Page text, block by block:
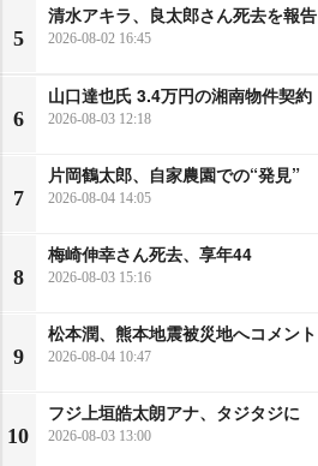
5
清水アキラ、良太郎さん死去を報告
2026-08-02 16:45
6
山口達也氏 3.4万円の湘南物件契約
2026-08-03 12:18
7
片岡鶴太郎、自家農園での“発見”
2026-08-04 14:05
8
梅崎伸幸さん死去、享年44
2026-08-03 15:16
9
松本潤、熊本地震被災地へコメント
2026-08-04 10:47
10
フジ上垣皓太朗アナ、タジタジに
2026-08-03 13:00